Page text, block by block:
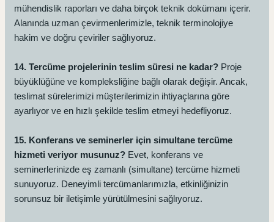
mühendislik raporları ve daha birçok teknik dokümanı içerir.
Alanında uzman çevirmenlerimizle, teknik terminolojiye
hakim ve doğru çeviriler sağlıyoruz.
14. Tercüme projelerinin teslim süresi ne kadar? Proje
büyüklüğüne ve kompleksliğine bağlı olarak değişir. Ancak,
teslimat sürelerimizi müşterilerimizin ihtiyaçlarına göre
ayarlıyor ve en hızlı şekilde teslim etmeyi hedefliyoruz.
15. Konferans ve seminerler için simultane tercüme
hizmeti veriyor musunuz? Evet, konferans ve
seminerlerinizde eş zamanlı (simultane) tercüme hizmeti
sunuyoruz. Deneyimli tercümanlarımızla, etkinliğinizin
sorunsuz bir iletişimle yürütülmesini sağlıyoruz.